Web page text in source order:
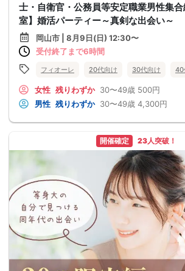
士・自衛官・公務員等安定職業男性集
室】婚活パーティー～真剣な出会い～
岡山市 | 8月9日(日) 12:30〜
受付終了まで6時間
フィオーレ 20代向け 30代向け 40
女性 残りわずか 30〜49歳 500円
男性 残りわずか 30〜49歳 4,300円
開催確定 23人突破！